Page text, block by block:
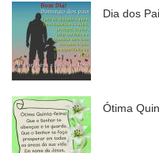
Dia dos
Ótima